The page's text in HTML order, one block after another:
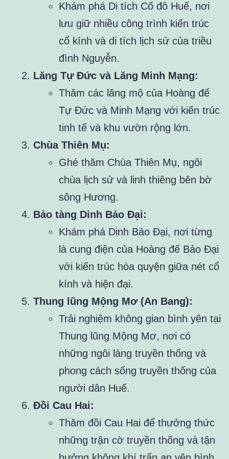
Khám phá Di tích Cố đô Huế, nơi
lưu giữ nhiều công trình kiến trúc
cổ kính và di tích lịch sử của triều
đình Nguyễn.
Lăng Tự Đức và Lăng Minh Mạng:
Thăm các lăng mộ của Hoàng đế
Tự Đức và Minh Mạng với kiến trúc
tinh tế và khu vườn rộng lớn.
Chùa Thiên Mụ:
Ghé thăm Chùa Thiên Mụ, ngôi
chùa lịch sử và linh thiêng bên bờ
sông Hương.
Bảo tàng Dinh Bảo Đại:
Khám phá Dinh Bảo Đại, nơi từng
là cung điện của Hoàng đế Bảo Đại
với kiến trúc hòa quyện giữa nét cổ
kính và hiện đại.
Thung lũng Mộng Mơ (An Bang):
Trải nghiệm không gian bình yên tại
Thung lũng Mộng Mơ, nơi có
những ngôi làng truyền thống và
phong cách sống truyền thống của
người dân Huế.
Đồi Cau Hai:
Thăm đồi Cau Hai để thưởng thức
những trận cờ truyền thống và tận